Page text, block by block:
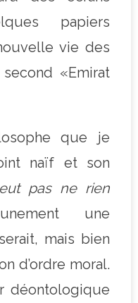
papiers
vie des
«Emirat
que je
naïf et son
pas ne rien
une
mais bien
d’ordre moral.
déontologique